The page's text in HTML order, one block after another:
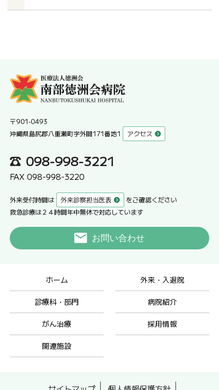
〒901-0493
沖縄県島尻郡八重瀬町字外間171番地1
アクセス
098-998-3221
FAX 098-998-3220
外来受付時間は 外来診察担当医表
をご確認ください
救急診療は２４時間年中無休で対応しています
お問い合わせ
ホーム 外来・入退院
診療科・部門 病院紹介
がん治療 採用情報
関連施設